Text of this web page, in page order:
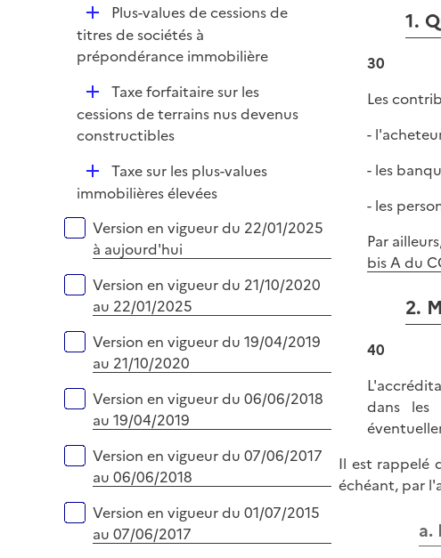
D
é
p
e
r
Plus-values de cessions de
titres de sociétés à
prépondérance immobilière
D
é
p
e
r
Taxe forfaitaire sur les
cessions de terrains nus devenus
constructibles
D
é
l
i
e
Taxe sur les plus-values
immobilières élevées
Versions sur la période
Version en vigueur du 22/01/2025
à aujourd'hui
Version en vigueur du 21/10/2020
au 22/01/2025
Version en vigueur du 19/04/2019
au 21/10/2020
Version en vigueur du 06/06/2018
au 19/04/2019
Version en vigueur du 07/06/2017
au 06/06/2018
Version en vigueur du 01/07/2015
au 07/06/2017
1.
30
Les
-
- les
- les
Par
bis A du
2.
40
dans les
Il est rappelé
échéant, par
a.